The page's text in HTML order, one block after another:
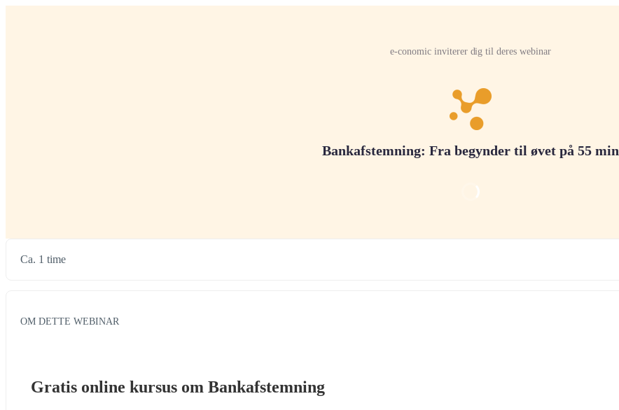
e-conomic inviterer dig til deres webinar
Bankafstemning: Fra begynder til øvet på 55 min
Ca. 1 time
OM DETTE WEBINAR
Gratis online kursus om Bankafstemning